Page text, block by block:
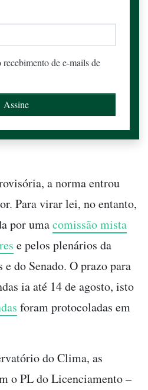
de e-mails de
a norma entrou
Para virar lei, no entanto,
por umacomissão mista
e pelos plenários da
e do Senado. O prazo para
ia até 14 de agosto, isto
foram protocoladas em
do Clima, as
o PL do Licenciamento –